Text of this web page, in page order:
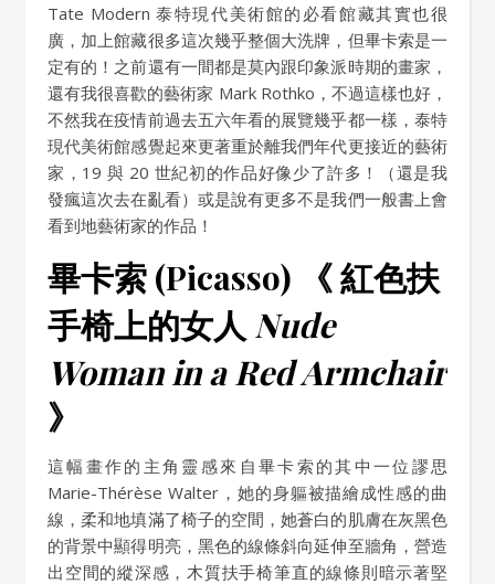
Tate Modern 泰特現代美術館的必看館藏其實也很
廣，加上館藏很多這次幾乎整個大洗牌，但畢卡索是一
定有的！之前還有一間都是莫內跟印象派時期的畫家，
還有我很喜歡的藝術家 Mark Rothko，不過這樣也好，
不然我在疫情前過去五六年看的展覽幾乎都一樣，泰特
現代美術館感覺起來更著重於離我們年代更接近的藝術
家，19 與 20 世紀初的作品好像少了許多！（還是我
發瘋這次去在亂看）或是說有更多不是我們一般書上會
看到地藝術家的作品！
畢卡索 (Picasso) 《 紅色扶
手椅上的女人 Nude
Woman in a Red Armchair
》
這幅畫作的主角靈感來自畢卡索的其中一位謬思
Marie-Thérèse Walter，她的身軀被描繪成性感的曲
線，柔和地填滿了椅子的空間，她蒼白的肌膚在灰黑色
的背景中顯得明亮，黑色的線條斜向延伸至牆角，營造
出空間的縱深感，木質扶手椅筆直的線條則暗示著堅